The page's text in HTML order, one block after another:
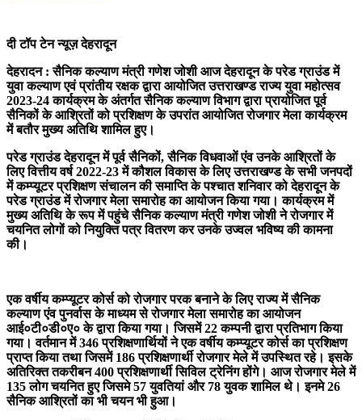
दी टॉप टेन न्यूज़ देहरादून
देहरादन : सैनिक कल्याण मंत्री गणेश जोशी आज देहरादून के परेड ग्राउंड में
युवा कल्याण एवं प्रांतीय रक्षक द्वारा आयोजित उत्तराखण्ड राज्य युवा महोत्सव
2023-24 कार्यक्रम के अंतर्गत सैनिक कल्याण विभाग द्वारा प्रायोजित पूर्व
सैनिकों के आश्रितों को प्रशिक्षण के उपरांत आयोजित रोजगार मेला कार्यक्रम
में बतौर मुख्य अतिथि शामिल हुए।
परेड ग्राउंड देहरादून में पूर्व सैनिकों, सैनिक विधवाओं एंव उनके आश्रितों के
लिए वित्तीय वर्ष 2022-23 में कौशल विकास के लिए उत्तराखण्ड के सभी जनपदों
में कम्प्यूटर प्रशिक्षण संचालन की समाप्ति के पश्चात शनिवार को देहरादून के
परेड ग्राउंड में रोजगार मेला समारोह का आयोजन किया गया। कार्यक्रम में
मुख्य अतिथि के रूप में पहुंचे सैनिक कल्याण मंत्री गणेश जोशी ने रोजगार में
चयनित लोगों को नियुक्ति पत्र वितरण कर उनके उज्वल भविष्य की कामना
की।
एक वर्षीय कम्प्यूटर कोर्स को रोजगार परक बनाने के लिए राज्य में सैनिक
कल्याण एंव पुनर्वास के माध्यम से रोजगार मेला समारोह का आयोजन
आई०टी०डी०ए० के द्वारा किया गया। जिसमें 22 कम्पनी द्वारा प्रतिभाग किया
गया। वर्तमान में 346 प्रशिक्षणार्थियों ने एक वर्षीय कम्प्यूटर कोर्स का प्रशिक्षण
प्राप्त किया तथा जिसमें 186 प्रशिक्षणार्थी रोजगार मेले में उपस्थित रहे। इसके
अतिरिक्त तकरीबन 400 प्रशिक्षणार्थी सिविल ट्रेनिंग होंगे। आज रोजगार मेले में
135 लोग चयनित हुए जिसमे 57 युवतियां और 78 युवक शामिल थे। इनमे 26
सैनिक आश्रितों का भी चयन भी हुआ।